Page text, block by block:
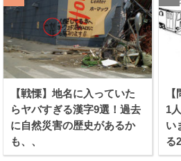
【戦慄】地名に入っていた
らヤバすぎる漢字9選！過去
に自然災害の歴史があるか
も、、
1
い
る
る